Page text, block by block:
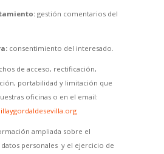
gestión comentarios del
consentimiento del interesado.
de acceso, rectificación,
portabilidad y limitación que
oficinas o en el email:
ampliada sobre el
personales y el ejercicio de